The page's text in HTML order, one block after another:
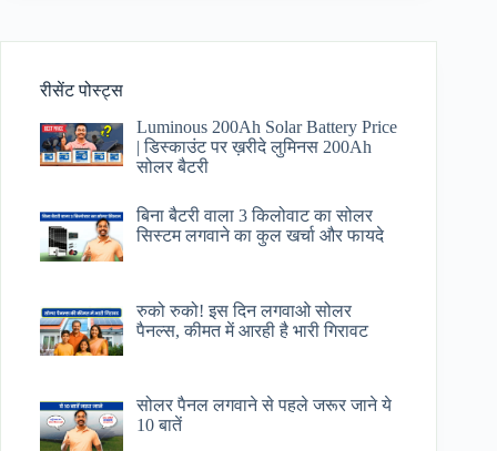
रीसेंट पोस्ट्स
Luminous 200Ah Solar Battery Price​
| डिस्काउंट पर ख़रीदे लुमिनस 200Ah
सोलर बैटरी
बिना बैटरी वाला 3 किलोवाट का सोलर
सिस्टम लगवाने का कुल खर्चा और फायदे
रुको रुको! इस दिन लगवाओ सोलर
पैनल्स, कीमत में आरही है भारी गिरावट
सोलर पैनल लगवाने से पहले जरूर जाने ये
10 बातें